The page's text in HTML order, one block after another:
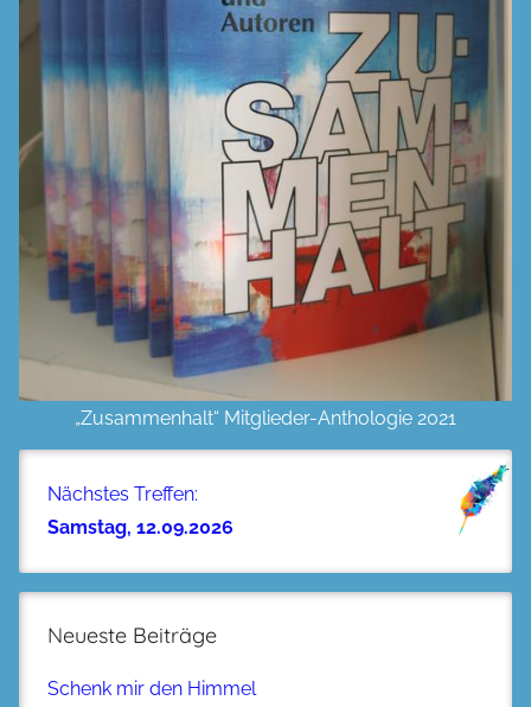
„Zusammenhalt“ Mitglieder-Anthologie 2021
Nächstes Treffen:
Samstag, 12.09.2026
Neueste Beiträge
Schenk mir den Himmel